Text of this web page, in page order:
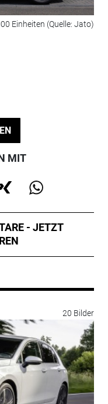
Einheiten (Quelle: Jato)
MIT
- JETZT
20 Bilder